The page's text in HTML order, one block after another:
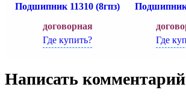
Подшипник 11310 (8гпз)
договорная
Где купить?
Подшипник
Где
Написать комментарий